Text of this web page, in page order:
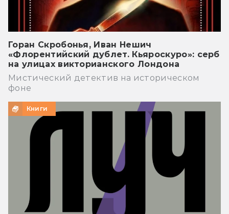
Горан Скробонья, Иван Нешич
«Флорентийский дублет. Кьяроскуро»: серб
на улицах викторианского Лондона
Мистический детектив на историческом
фоне
Книги